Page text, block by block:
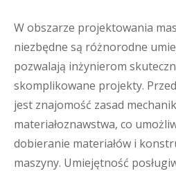
W obszarze projektowania
niezbędne są różnorodne
pozwalają inżynierom
skomplikowane projekty.
jest znajomość zasad
materiałoznawstwa, co
dobieranie materiałów i
maszyny. Umiejętność